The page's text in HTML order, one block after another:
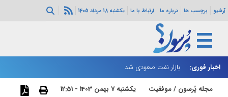
آرشیو برچسب ها درباره ما ارتباط با ما یکشنبه 18 مرداد 1405
اخبار فوری: بازار نفت صعودی شد
مجله پُرسون /موفقیت یکشنبه 7 بهمن 1403 - 12:51